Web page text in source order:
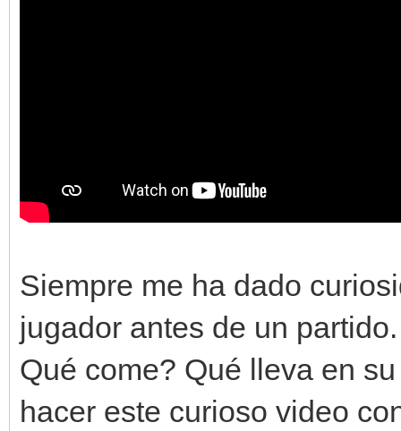
Siempre me ha dado
jugador antes de un
Qué come? Qué lleva en
hacer este curioso video